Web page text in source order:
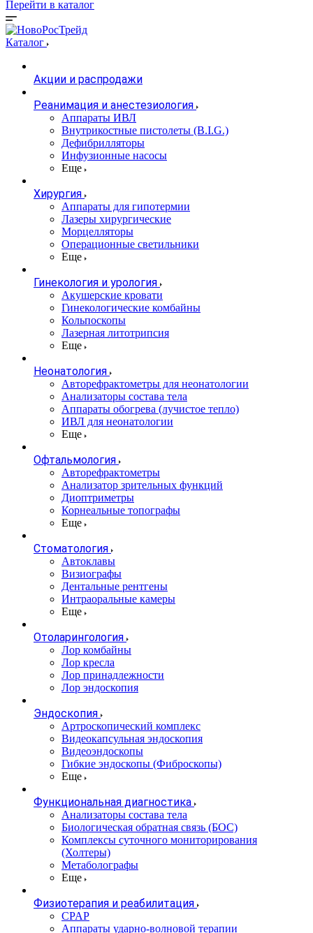
Перейти в каталог
Каталог
Акции и распродажи
Реанимация и анестезиология
Аппараты ИВЛ
Внутрикостные пистолеты (B.I.G.)
Дефибрилляторы
Инфузионные насосы
Еще
Хирургия
Аппараты для гипотермии
Лазеры хирургические
Морцелляторы
Операционные светильники
Еще
Гинекология и урология
Акушерские кровати
Гинекологические комбайны
Кольпоскопы
Лазерная литотрипсия
Еще
Неонатология
Авторефрактометры для неонатологии
Анализаторы состава тела
Аппараты обогрева (лучистое тепло)
ИВЛ для неонатологии
Еще
Офтальмология
Авторефрактометры
Анализатор зрительных функций
Диоптриметры
Корнеальные топографы
Еще
Стоматология
Автоклавы
Визиографы
Дентальные рентгены
Интраоральные камеры
Еще
Отоларингология
Лор комбайны
Лор кресла
Лор принадлежности
Лор эндоскопия
Эндоскопия
Артроскопический комплекс
Видеокапсульная эндоскопия
Видеоэндоскопы
Гибкие эндоскопы (Фиброcкопы)
Еще
Функциональная диагностика
Анализаторы состава тела
Биологическая обратная связь (БОС)
Комплексы суточного мониторирования
(Холтеры)
Метаболографы
Еще
Физиотерапия и реабилитация
CPAP
Аппараты ударно-волновой терапии